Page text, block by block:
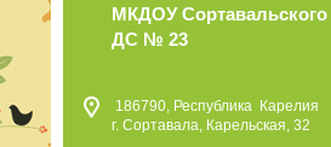
МКДОУ
ДС № 23
186790, Республика Карелия
г. Сортавала, Карельская, 32